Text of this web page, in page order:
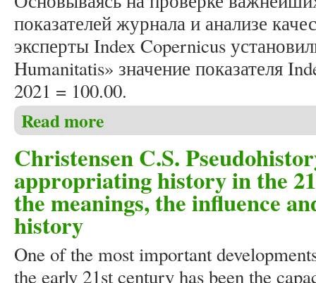
показателей журнала и анализе
эксперты Index Copernicus
Humanitatis» значение показателя
2021 = 100.00.
Read more
Christensen C.S.
appropriating history in the
the meanings, the influence
history
One of the most important
the early 21st century has been the